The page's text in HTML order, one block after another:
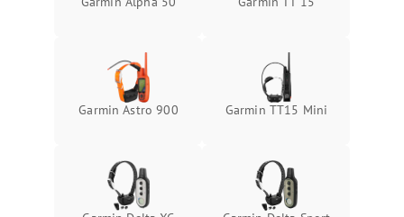
Garmin Astro 900 Garmin TT15 Mini